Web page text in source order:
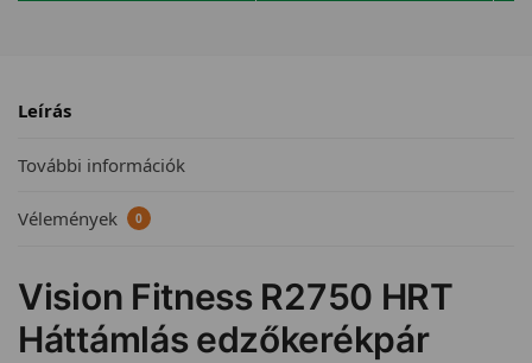
Leírás
További információk
Vélemények 0
Vision Fitness R2750 HRT
Háttámlás edzőkerékpár